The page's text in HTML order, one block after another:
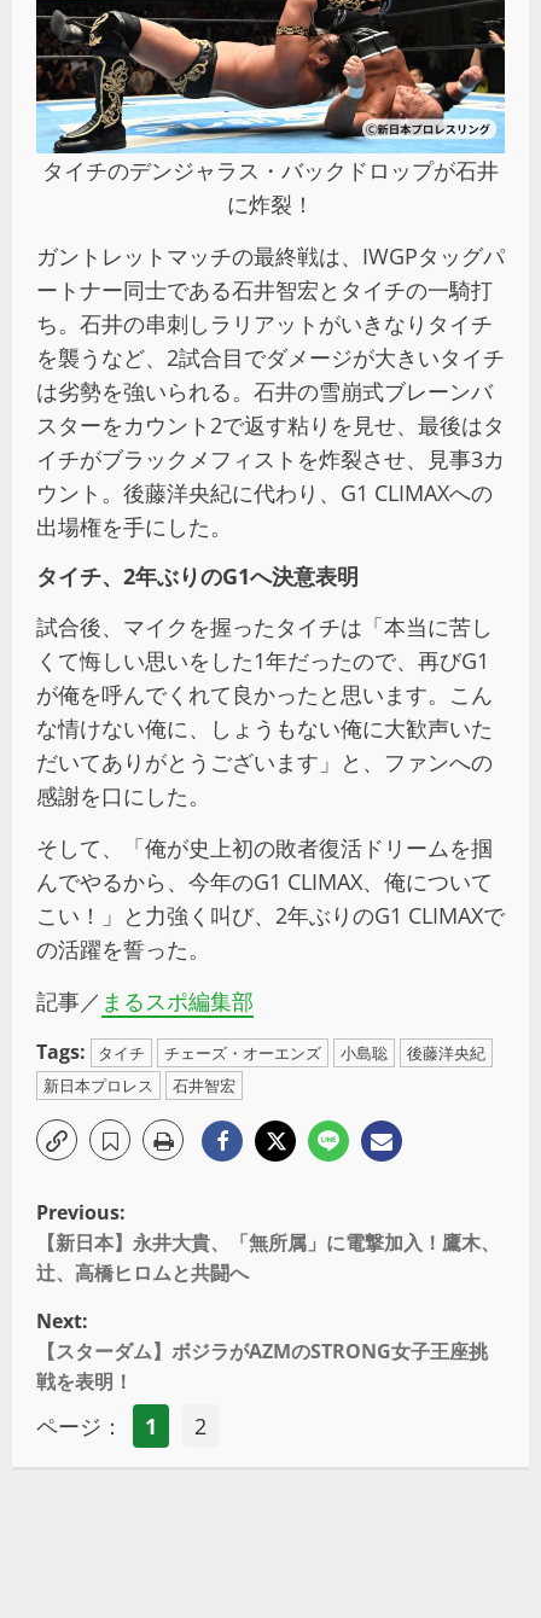
タイチのデンジャラス・バックドロップが石井
に炸裂！
ガントレットマッチの最終戦は、IWGPタッグパ
ートナー同士である石井智宏とタイチの一騎打
ち。石井の串刺しラリアットがいきなりタイチ
を襲うなど、2試合目でダメージが大きいタイチ
は劣勢を強いられる。石井の雪崩式ブレーンバ
スターをカウント2で返す粘りを見せ、最後はタ
イチがブラックメフィストを炸裂させ、見事3カ
ウント。後藤洋央紀に代わり、G1 CLIMAXへの
出場権を手にした。
タイチ、2年ぶりのG1へ決意表明
試合後、マイクを握ったタイチは「本当に苦し
くて悔しい思いをした1年だったので、再びG1
が俺を呼んでくれて良かったと思います。こん
な情けない俺に、しょうもない俺に大歓声いた
だいてありがとうございます」と、ファンへの
感謝を口にした。
そして、「俺が史上初の敗者復活ドリームを掴
んでやるから、今年のG1 CLIMAX、俺について
こい！」と力強く叫び、2年ぶりのG1 CLIMAXで
の活躍を誓った。
記事／ まるスポ編集部
Tags: タイチ チェーズ・オーエンズ 小島聡
後藤洋央紀
新日本プロレス
石井智宏
Previous:
【新日本】永井大貴、「無所属」に電撃加入！鷹木、
辻、高橋ヒロムと共闘へ
Next:
【スターダム】ボジラがAZMのSTRONG女子王座挑
戦を表明！
ページ： 1 2